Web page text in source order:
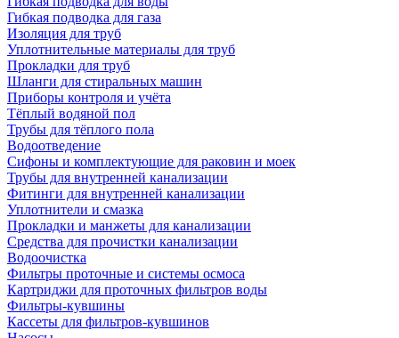
Гибкая подводка для газа
Изоляция для труб
Уплотнительные материалы для труб
Прокладки для труб
Шланги для стиральных машин
Приборы контроля и учёта
Тёплый водяной пол
Трубы для тёплого пола
Водоотведение
Сифоны и комплектующие для раковин и моек
Трубы для внутренней канализации
Фитинги для внутренней канализации
Уплотнители и смазка
Прокладки и манжеты для канализации
Средства для прочистки канализации
Водоочистка
Фильтры проточные и системы осмоса
Картриджи для проточных фильтров воды
Фильтры-кувшины
Кассеты для фильтров-кувшинов